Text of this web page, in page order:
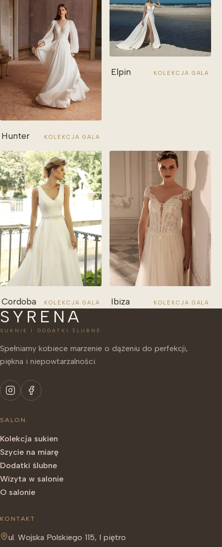
Hunter KOLEKCJA GALA
Elpin KOLEKCJA GALA
Cordoba KOLEKCJA GALA Ibiza KOLEKCJA GALA
SYRENA
SUKNIE I DODATKI ŚLUBNE
Spełniamy kobiece marzenie o dążeniu do perfekcji,
piękna i niepowtarzalności.
SALON
Kolekcja sukien
Szycie na miarę
Dodatki ślubne
Wizyta w salonie
O salonie
KONTAKT
ul. Wojska Polskiego 115, I piętro